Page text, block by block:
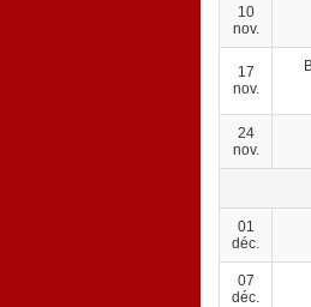
10
nov.
17
nov.
24
nov.
01
déc.
07
déc.